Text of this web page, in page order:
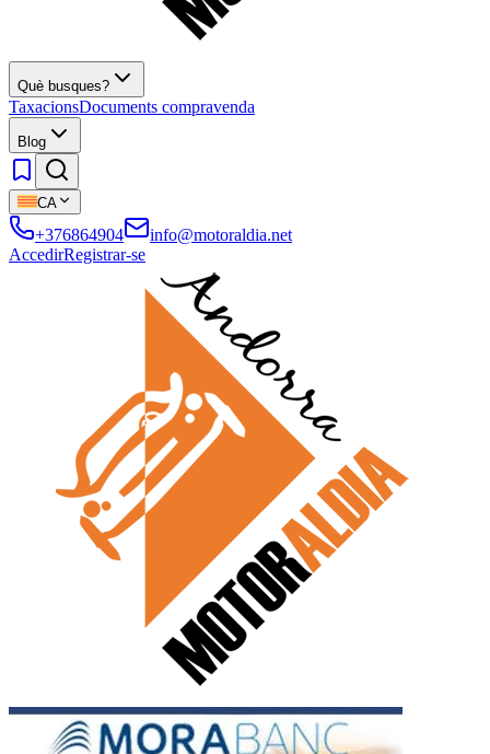
Què busques?
TaxacionsDocuments compravenda
Blog
CA
+376864904
info@motoraldia.net
AccedirRegistrar-se